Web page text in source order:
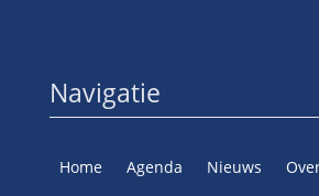
Navigatie
Home Agenda Nieuws